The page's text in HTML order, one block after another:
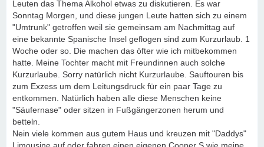
Leuten das Thema Alkohol etwas zu diskutieren. Es war
Sonntag Morgen, und diese jungen Leute hatten sich zu einem
"Umtrunk" getroffen weil sie gemeinsam am Nachmittag auf
eine bekannte Spanische Insel geflogen sind zum Kurzurlaub. 1
Woche oder so. Die machen das öfter wie ich mitbekommen
hatte. Meine Tochter macht mit Freundinnen auch solche
Kurzurlaube. Sorry natürlich nicht Kurzurlaube. Sauftouren bis
zum Exzess um dem Leitungsdruck für ein paar Tage zu
entkommen. Natürlich haben alle diese Menschen keine
"Säufernase" oder sitzen in Fußgängerzonen herum und
betteln.
Nein viele kommen aus gutem Haus und kreuzen mit "Daddys"